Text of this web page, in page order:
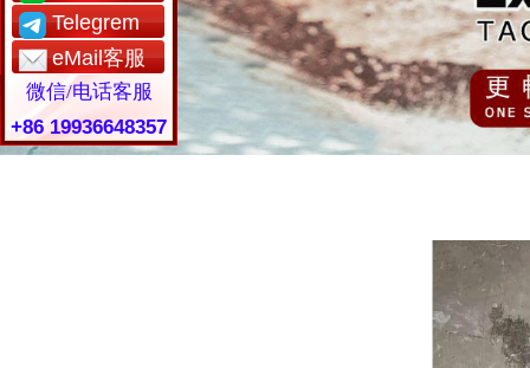
Telegrem
eMail客服
微信/电话客服
+86 19936648357